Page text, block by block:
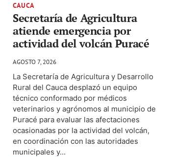
CAUCA
Secretaría de Agricultura
atiende emergencia por
actividad del volcán Puracé
AGOSTO 7, 2026
La Secretaría de Agricultura y Desarrollo
Rural del Cauca desplazó un equipo
técnico conformado por médicos
veterinarios y agrónomos al municipio de
Puracé para evaluar las afectaciones
ocasionadas por la actividad del volcán,
en coordinación con las autoridades
municipales y...